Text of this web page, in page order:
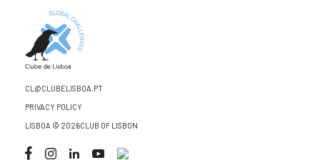
CL@CLUBELISBOA.PT
PRIVACY POLICY
LISBOA © 2026CLUB OF LISBON